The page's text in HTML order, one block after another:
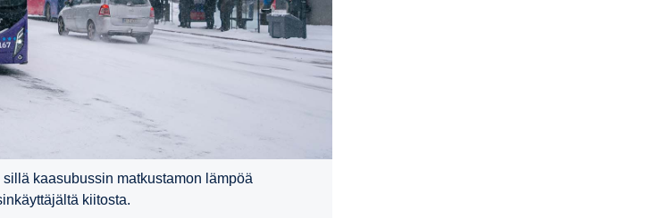
kaasubussin matkustamon lämpöä
kiitosta.